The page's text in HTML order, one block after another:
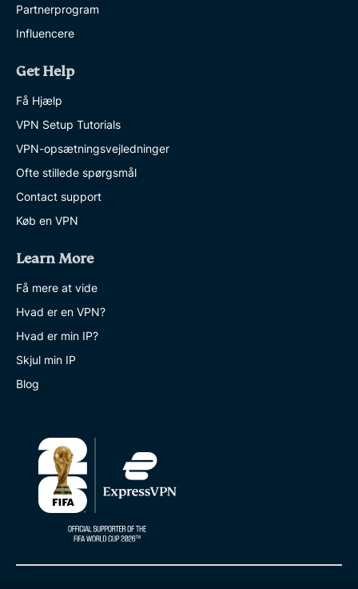
Partnerprogram
Influencere
Get Help
Få Hjælp
VPN Setup Tutorials
VPN-opsætningsvejledninger
Ofte stillede spørgsmål
Contact support
Køb en VPN
Learn More
Få mere at vide
Hvad er en VPN?
Hvad er min IP?
Skjul min IP
Blog